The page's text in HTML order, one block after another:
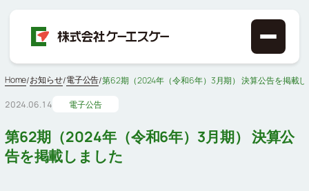
Home/お知らせ/電子公告/第62期（2024年（令和6年）3月期） 決算公告を掲載
2024.06.14 電子公告
第62期（2024年（令和6年）3月期） 決算公
告を掲載しました